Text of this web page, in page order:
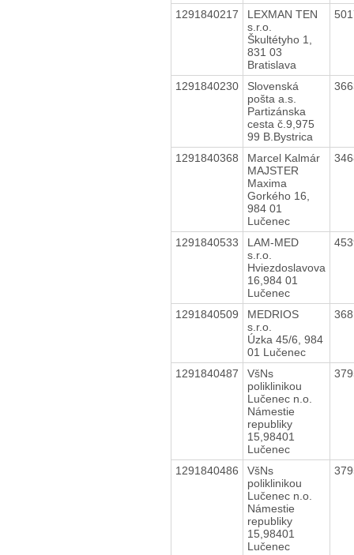
1291840217
LEXMAN TEN
s.r.o.
Škultétyho 1,
831 03
Bratislava
1291840230
Slovenská
pošta a.s.
Partizánska
cesta č.9,975
99 B.Bystrica
1291840368
Marcel Kalmár
MAJSTER
Maxima
Gorkého 16,
984 01
Lučenec
1291840533
LAM-MED
s.r.o.
Hviezdoslavova
16,984 01
Lučenec
1291840509
MEDRIOS
s.r.o.
Úzka 45/6, 984
01 Lučenec
1291840487
VšNs
poliklinikou
Lučenec n.o.
Námestie
republiky
15,98401
Lučenec
1291840486
VšNs
poliklinikou
Lučenec n.o.
Námestie
republiky
15,98401
Lučenec